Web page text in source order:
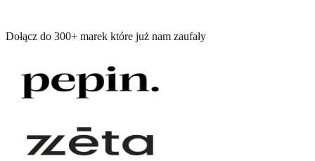
Dołącz do 300+ marek które już nam zaufały